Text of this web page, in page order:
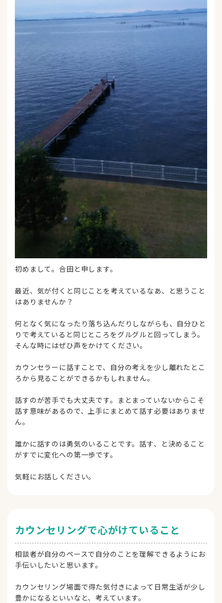
初めまして。合田と申します。
最近、気が付くと同じことを考えているなあ、と思うこと
はありませんか？
何となく気になったり落ち込んだりしながらも、自分ひと
りで考えていると同じところをグルグルと回ってしまう。
そんな時にはぜひ声をかけてください。
カウンセラーに話すことで、自分の考えを少し離れたとこ
ろから見ることができるかもしれません。
話すのが苦手でも大丈夫です。まとまっていないからこそ
話す意味があるので、上手にまとめて話す必要はありませ
ん。
誰かに話すのは勇気のいることです。話す、と決めること
がすでに変化への第一歩です。
気軽にお話しください。
カウンセリングで心がけていること
相談者が自分のペースで自分のことを理解できるようにお
手伝いしたいと思います。
カウンセリング場面で得た気付きによって日常生活が少し
豊かになるといいなと、考えています。